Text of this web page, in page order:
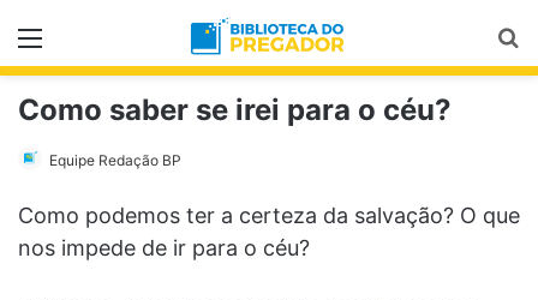
Menu
Como saber se irei para o céu?
Equipe Redação BP
Como podemos ter a certeza da salvação? O que
nos impede de ir para o céu?